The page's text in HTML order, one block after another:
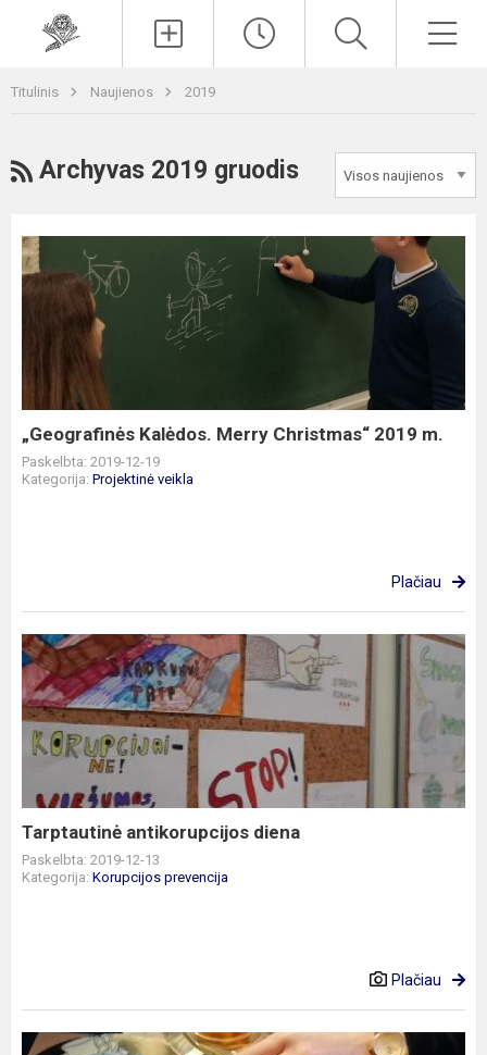
Titulinis Naujienos 2019
RSS
Archyvas 2019 gruodis
„Geografinės
Kalėdos.
Merry
Christmas“
2019
m.
„Geografinės Kalėdos. Merry Christmas“ 2019 m.
Paskelbta: 2019-12-19
Kategorija: Projektinė veikla
Plačiau
Tarptautinė
antikorupcijos
diena
Tarptautinė antikorupcijos diena
Paskelbta: 2019-12-13
Kategorija: Korupcijos prevencija
Plačiau
Arbatos